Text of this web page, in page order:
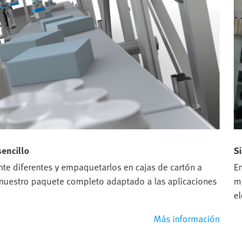
diferentes y empaquetarlos en cajas de cartón a
paquete completo adaptado a las aplicaciones
Más información